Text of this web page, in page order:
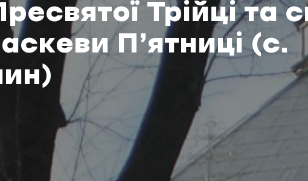
Трійці та
П’ятниці (с.